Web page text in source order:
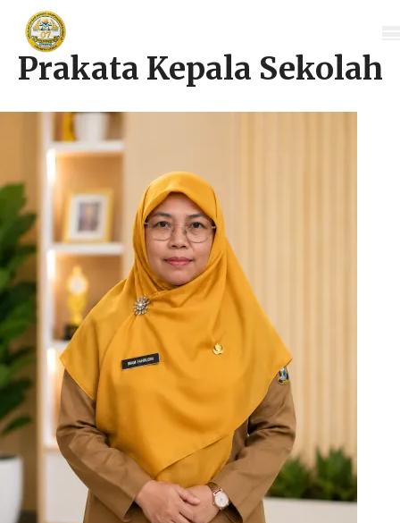
Prakata Kepala Sekolah